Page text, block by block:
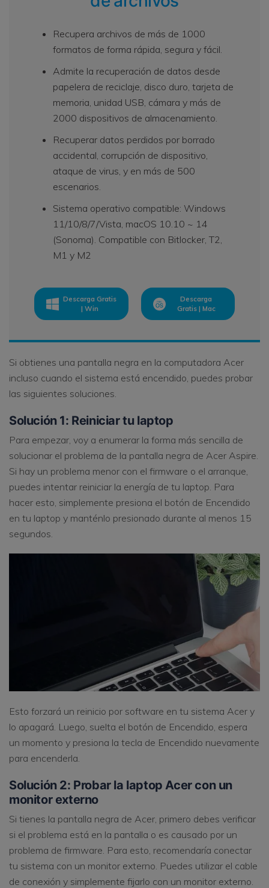
Recupera archivos de más de 1000
formatos de forma rápida, segura y fácil.
Admite la recuperación de datos desde
papelera de reciclaje, disco duro, tarjeta de
memoria, unidad USB, cámara y más de
2000 dispositivos de almacenamiento.
Recuperar datos perdidos por borrado
accidental, corrupción de dispositivo,
ataque de virus, y en más de 500
escenarios.
Sistema operativo compatible: Windows
11/10/8/7/Vista, macOS 10.10 ~ 14
(Sonoma). Compatible con Bitlocker, T2,
M1 y M2
Descarga Gratis
| Win
Descarga
Gratis | Mac
Si obtienes una pantalla negra en la computadora Acer
incluso cuando el sistema está encendido, puedes probar
las siguientes soluciones.
Solución 1: Reiniciar tu laptop
Para empezar, voy a enumerar la forma más sencilla de
solucionar el problema de la pantalla negra de Acer Aspire.
Si hay un problema menor con el firmware o el arranque,
puedes intentar reiniciar la energía de tu laptop. Para
hacer esto, simplemente presiona el botón de Encendido
en tu laptop y manténlo presionado durante al menos 15
segundos.
Esto forzará un reinicio por software en tu sistema Acer y
lo apagará. Luego, suelta el botón de Encendido, espera
un momento y presiona la tecla de Encendido nuevamente
para encenderla.
Solución 2: Probar la laptop Acer con un
monitor externo
Si tienes la pantalla negra de Acer, primero debes verificar
si el problema está en la pantalla o es causado por un
problema de firmware. Para esto, recomendaría conectar
tu sistema con un monitor externo. Puedes utilizar el cable
de conexión y simplemente fijarlo con un monitor externo.